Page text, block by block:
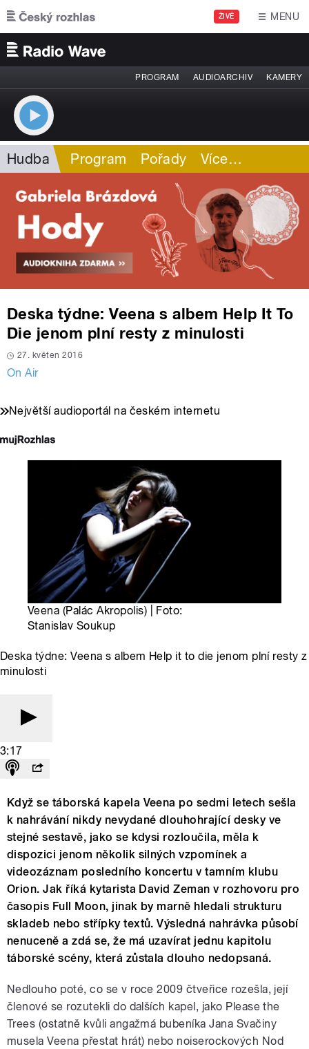
Přejít k hlavnímu obsahu
ŽIVĚ MENU
PROGRAM AUDIOARCHIV KAMERY
Hudba Program Pořady Více…
Deska týdne: Veena s albem Help It To
Die jenom plní resty z minulosti
27. květen 2016
On Air
Největší audioportál na českém internetu
Veena (Palác Akropolis) | Foto:
Stanislav Soukup
Deska týdne: Veena s albem Help it to die jenom plní resty z
minulosti
3:17
Když se táborská kapela Veena po sedmi letech sešla
k nahrávání nikdy nevydané dlouhohrající desky ve
stejné sestavě, jako se kdysi rozloučila, měla k
dispozici jenom několik silných vzpomínek a
videozáznam posledního koncertu v tamním klubu
Orion. Jak říká kytarista David Zeman v rozhovoru pro
časopis Full Moon, jinak by marně hledali strukturu
skladeb nebo střípky textů. Výsledná nahrávka působí
nenuceně a zdá se, že má uzavírat jednu kapitolu
táborské scény, která zůstala dlouho nedopsaná.
Nedlouho poté, co se v roce 2009 čtveřice rozešla, její
členové se rozutekli do dalších kapel, jako Please the
Trees (ostatně kvůli angažmá bubeníka Jana Svačiny
musela Veena přestat hrát) nebo noiserockových Nod